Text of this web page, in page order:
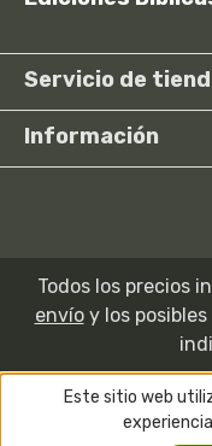
Servicio de
Información
Todos los precios
envíoy los posibles
Este sitio web